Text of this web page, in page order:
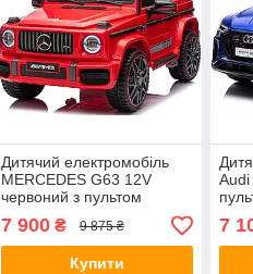
Дитячий електромобіль
MERCEDES G63 12V
червоний з пультом
керування Diego
7 900₴ 9 875 ₴
Купити
Audi
7